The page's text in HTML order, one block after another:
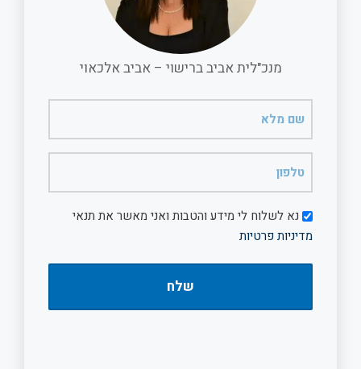
k
מנכ"לית אביב ברישוי – אביב אלכאוי
מלא
דיוורנא לשלוח לי מידע והטבות ואני מאשר את תנאי
מדיניות פרטיות